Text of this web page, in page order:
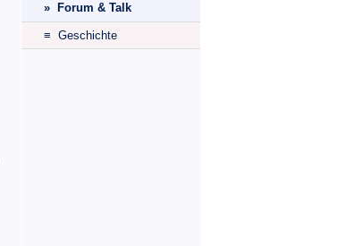
» Forum & Talk
≡ Geschichte